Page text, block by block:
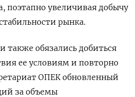
поэтапно увеличивая добычу
рынка.
также обязались добиться
ее условиям и повторно
ОПЕК обновленный
за объемы